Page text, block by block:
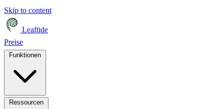
Skip to content
Leaftide
Preise